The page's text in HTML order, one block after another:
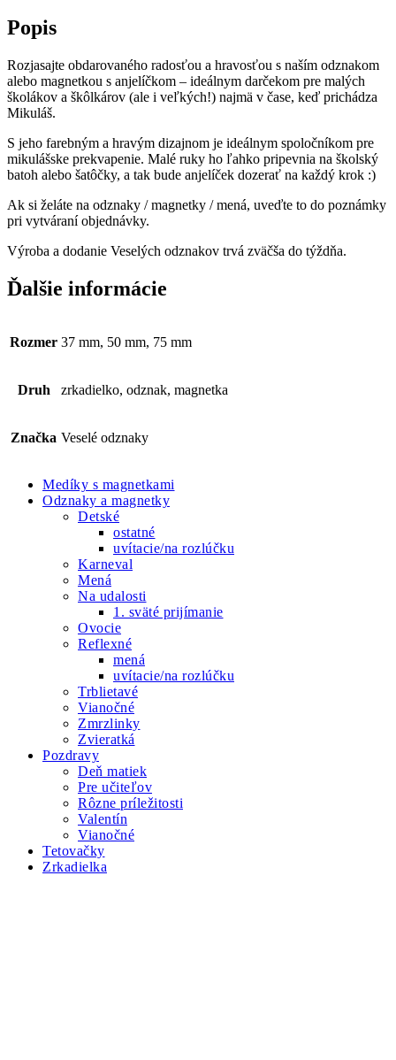
Popis
Rozjasajte obdarovaného radosťou a hravosťou s naším odznakom
alebo magnetkou s anjelíčkom – ideálnym darčekom pre malých
školákov a škôlkárov (ale i veľkých!) najmä v čase, keď prichádza
Mikuláš.
S jeho farebným a hravým dizajnom je ideálnym spoločníkom pre
mikulášske prekvapenie. Malé ruky ho ľahko pripevnia na školský
batoh alebo šatôčky, a tak bude anjelíček dozerať na každý krok :)
Ak si želáte na odznaky / magnetky / mená, uveďte to do poznámky
pri vytváraní objednávky.
Výroba a dodanie Veselých odznakov trvá zväčša do týždňa.
Ďalšie informácie
Rozmer 37 mm, 50 mm, 75 mm
Druh zrkadielko, odznak, magnetka
Značka Veselé odznaky
Medíky s magnetkami
Odznaky a magnetky
Detské
ostatné
uvítacie/na rozlúčku
Karneval
Mená
Na udalosti
1. sväté prijímanie
Ovocie
Reflexné
mená
uvítacie/na rozlúčku
Trblietavé
Vianočné
Zmrzlinky
Zvieratká
Pozdravy
Deň matiek
Pre učiteľov
Rôzne príležitosti
Valentín
Vianočné
Tetovačky
Zrkadielka